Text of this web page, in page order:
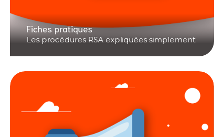
Fiches pratiques
Les procédures RSA expliquées simplement